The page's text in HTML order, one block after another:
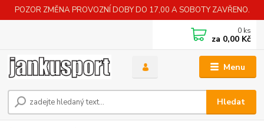
POZOR ZMĚNA PROVOZNÍ DOBY DO 17,00 A SOBOTY ZAVŘENO.
Menu
Hledat
0 ks
za 0,00 Kč